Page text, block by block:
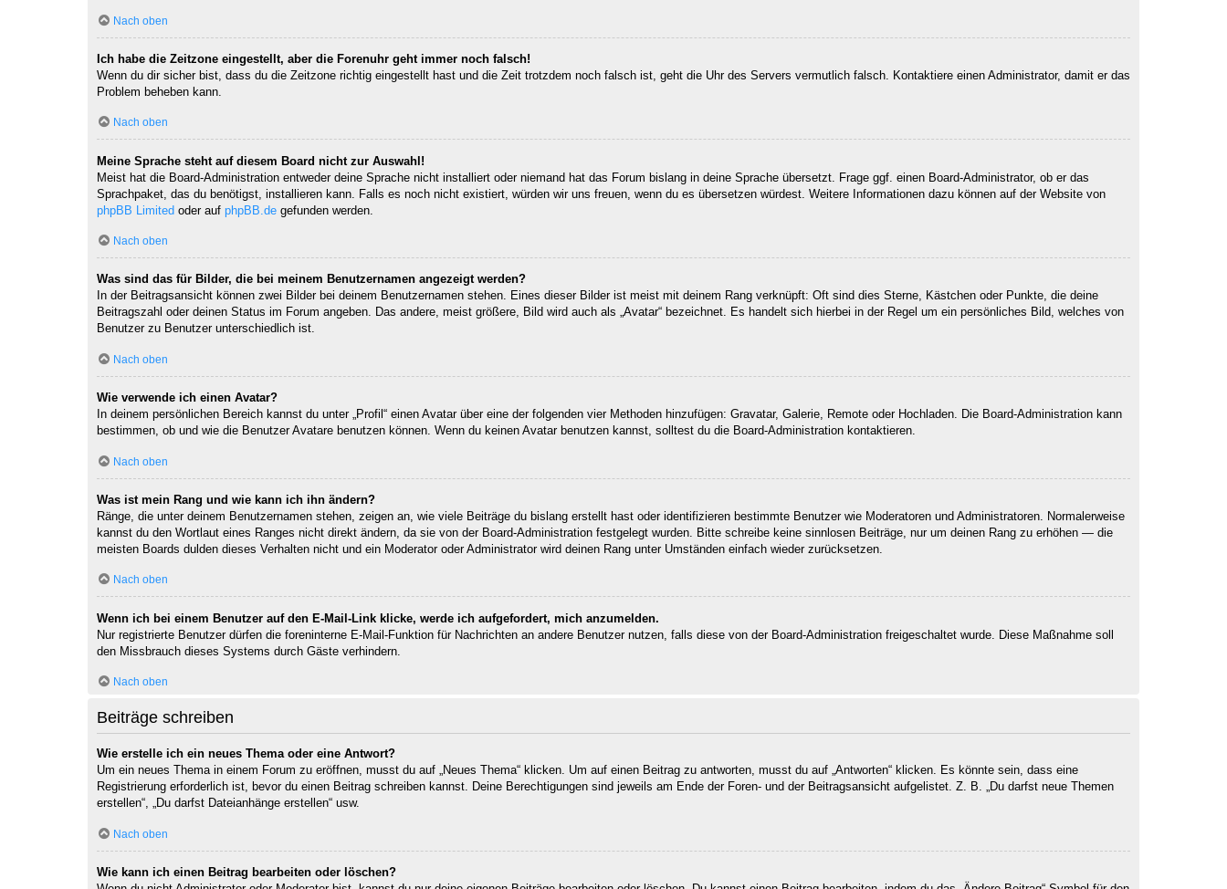
Nach oben
Ich habe die Zeitzone eingestellt, aber die Forenuhr geht immer noch falsch!
Wenn du dir sicher bist, dass du die Zeitzone richtig eingestellt hast und die Zeit trotzdem noch falsch ist, geht die Uhr des Servers vermutlich falsch. Kontaktiere einen Administrator, damit er das
Problem beheben kann.
Nach oben
Meine Sprache steht auf diesem Board nicht zur Auswahl!
Meist hat die Board-Administration entweder deine Sprache nicht installiert oder niemand hat das Forum bislang in deine Sprache übersetzt. Frage ggf. einen Board-Administrator, ob er das
Sprachpaket, das du benötigst, installieren kann. Falls es noch nicht existiert, würden wir uns freuen, wenn du es übersetzen würdest. Weitere Informationen dazu können auf der Website von
phpBB Limited oder auf phpBB.de gefunden werden.
Nach oben
Was sind das für Bilder, die bei meinem Benutzernamen angezeigt werden?
In der Beitragsansicht können zwei Bilder bei deinem Benutzernamen stehen. Eines dieser Bilder ist meist mit deinem Rang verknüpft: Oft sind dies Sterne, Kästchen oder Punkte, die deine
Beitragszahl oder deinen Status im Forum angeben. Das andere, meist größere, Bild wird auch als „Avatar“ bezeichnet. Es handelt sich hierbei in der Regel um ein persönliches Bild, welches von
Benutzer zu Benutzer unterschiedlich ist.
Nach oben
Wie verwende ich einen Avatar?
In deinem persönlichen Bereich kannst du unter „Profil“ einen Avatar über eine der folgenden vier Methoden hinzufügen: Gravatar, Galerie, Remote oder Hochladen. Die Board-Administration kann
bestimmen, ob und wie die Benutzer Avatare benutzen können. Wenn du keinen Avatar benutzen kannst, solltest du die Board-Administration kontaktieren.
Nach oben
Was ist mein Rang und wie kann ich ihn ändern?
Ränge, die unter deinem Benutzernamen stehen, zeigen an, wie viele Beiträge du bislang erstellt hast oder identifizieren bestimmte Benutzer wie Moderatoren und Administratoren. Normalerweise
kannst du den Wortlaut eines Ranges nicht direkt ändern, da sie von der Board-Administration festgelegt wurden. Bitte schreibe keine sinnlosen Beiträge, nur um deinen Rang zu erhöhen — die
meisten Boards dulden dieses Verhalten nicht und ein Moderator oder Administrator wird deinen Rang unter Umständen einfach wieder zurücksetzen.
Nach oben
Wenn ich bei einem Benutzer auf den E-Mail-Link klicke, werde ich aufgefordert, mich anzumelden.
Nur registrierte Benutzer dürfen die foreninterne E-Mail-Funktion für Nachrichten an andere Benutzer nutzen, falls diese von der Board-Administration freigeschaltet wurde. Diese Maßnahme soll
den Missbrauch dieses Systems durch Gäste verhindern.
Nach oben
Beiträge schreiben
Wie erstelle ich ein neues Thema oder eine Antwort?
Um ein neues Thema in einem Forum zu eröffnen, musst du auf „Neues Thema“ klicken. Um auf einen Beitrag zu antworten, musst du auf „Antworten“ klicken. Es könnte sein, dass eine
Registrierung erforderlich ist, bevor du einen Beitrag schreiben kannst. Deine Berechtigungen sind jeweils am Ende der Foren- und der Beitragsansicht aufgelistet. Z. B. „Du darfst neue Themen
erstellen“, „Du darfst Dateianhänge erstellen“ usw.
Nach oben
Wie kann ich einen Beitrag bearbeiten oder löschen?